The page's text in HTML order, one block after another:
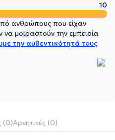
10
ανθρώπους που είχαν
να μοιραστούν την εμπειρία
την αυθεντικότητά τους
(0)Αρνητικές (0)